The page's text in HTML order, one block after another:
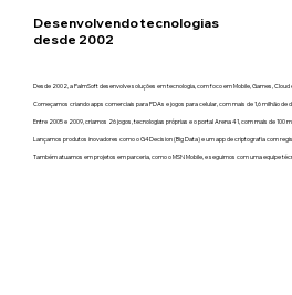
Desenvolvendo tecnologias
desde 2002
Desde 2002, a PalmSoft desenvolve soluções em tecnologia, com foco em Mobile, Games, Cloud
Começamos criando apps comerciais para PDAs e jogos para celular, com mais de 1,6 milhão de
Entre 2005 e 2009, criamos 26 jogos, tecnologias próprias e o portal Arena 41, com mais de 100
Lançamos produtos inovadores como o G4Decision (Big Data) e um app de criptografia com
Também atuamos em projetos em parceria, como o MSN Mobile, e seguimos com uma equipe